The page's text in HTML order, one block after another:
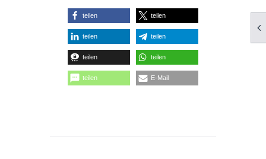
teilen teilen
teilen teilen
teilen teilen
teilen E-Mail